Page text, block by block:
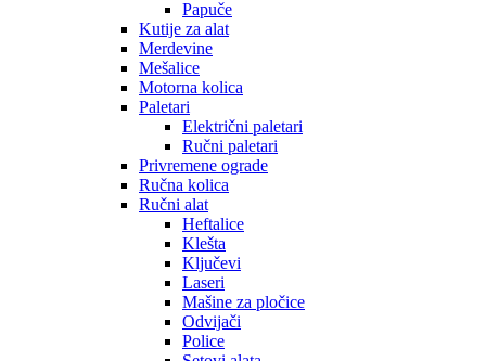
Papuče
Kutije za alat
Merdevine
Mešalice
Motorna kolica
Paletari
Električni paletari
Ručni paletari
Privremene ograde
Ručna kolica
Ručni alat
Heftalice
Klešta
Ključevi
Laseri
Mašine za pločice
Odvijači
Police